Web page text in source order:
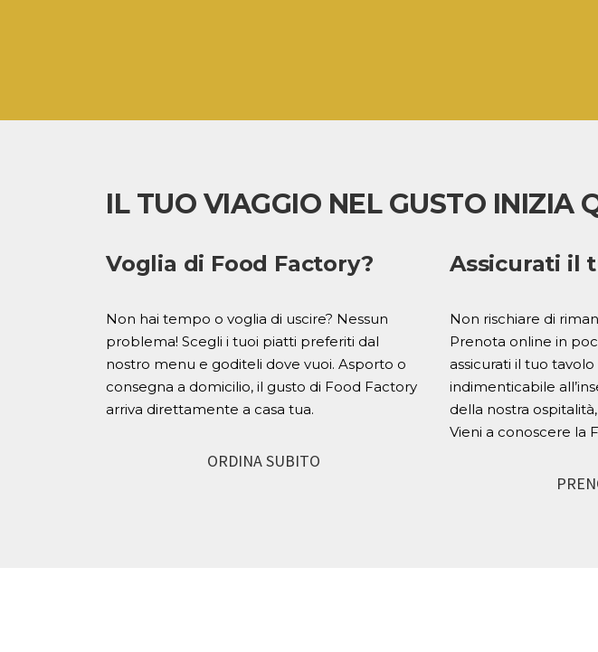
IL TUO VIAGGIO NEL GUSTO INIZIA
Voglia di Food Factory?
Non hai tempo o voglia di uscire? Nessun
problema! Scegli i tuoi piatti preferiti dal
nostro menu e goditeli dove vuoi. Asporto o
consegna a domicilio, il gusto di Food Factory
arriva direttamente a casa tua.
ORDINA SUBITO
Assicurati il
Non rischiare di
Prenota online in
assicurati il tuo
indimenticabile
della nostra
Vieni a conoscere la